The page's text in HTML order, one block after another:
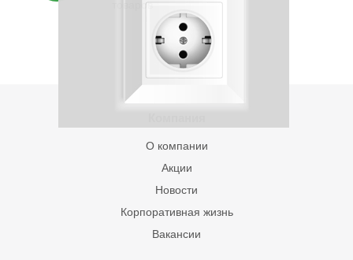
товаров
О компании
Акции
Новости
Корпоративная жизнь
Вакансии